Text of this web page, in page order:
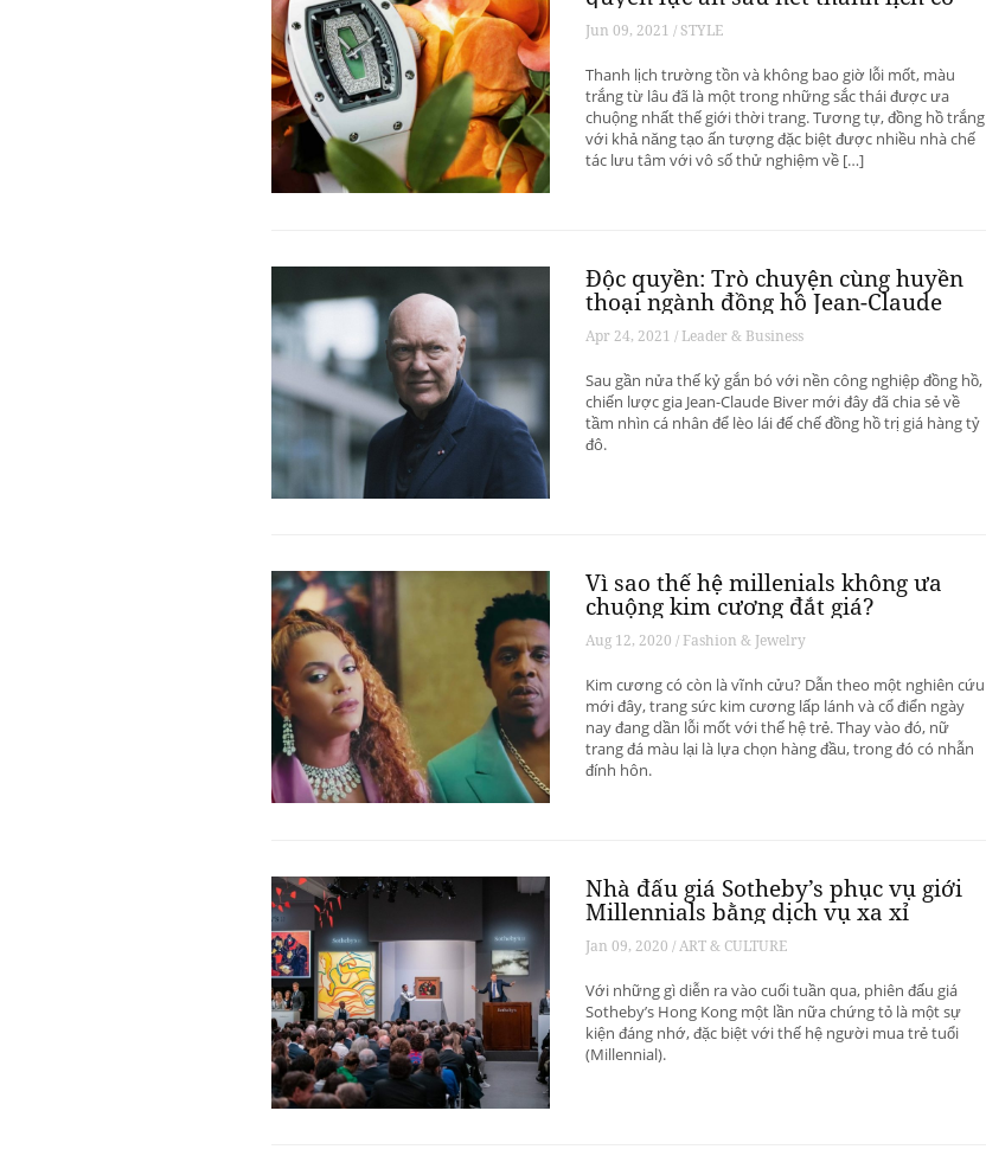
hữu
Jun 09, 2021 / STYLE
Thanh lịch trường tồn và không bao giờ lỗi mốt, màu
trắng từ lâu đã là một trong những sắc thái được ưa
chuộng nhất thế giới thời trang. Tương tự, đồng hồ trắng
với khả năng tạo ấn tượng đặc biệt được nhiều nhà chế
tác lưu tâm với vô số thử nghiệm về […]
Độc quyền: Trò chuyện cùng huyền
thoại ngành đồng hồ Jean-Claude
Biver
Apr 24, 2021 / Leader & Business
Sau gần nửa thế kỷ gắn bó với nền công nghiệp đồng hồ,
chiến lược gia Jean-Claude Biver mới đây đã chia sẻ về
tầm nhìn cá nhân để lèo lái đế chế đồng hồ trị giá hàng tỷ
đô.
Vì sao thế hệ millenials không ưa
chuộng kim cương đắt giá?
Aug 12, 2020 / Fashion & Jewelry
Kim cương có còn là vĩnh cửu? Dẫn theo một nghiên cứu
mới đây, trang sức kim cương lấp lánh và cổ điển ngày
nay đang dần lỗi mốt với thế hệ trẻ. Thay vào đó, nữ
trang đá màu lại là lựa chọn hàng đầu, trong đó có nhẫn
đính hôn.
Nhà đấu giá Sotheby’s phục vụ giới
Millennials bằng dịch vụ xa xỉ
Jan 09, 2020 / ART & CULTURE
Với những gì diễn ra vào cuối tuần qua, phiên đấu giá
Sotheby’s Hong Kong một lần nữa chứng tỏ là một sự
kiện đáng nhớ, đặc biệt với thế hệ người mua trẻ tuổi
(Millennial).